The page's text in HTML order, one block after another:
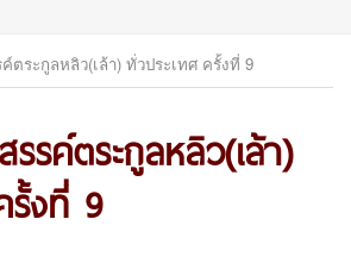
ค์ตระกูลหลิว(เล้า) ทั่วประเทศ ครั้งที่ 9
รรค์ตระกูลหลิว(เล้า)
รั้งที่ 9